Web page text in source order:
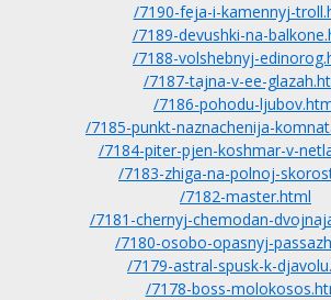
/7190-feja-i-kamennyj-
/7189-devushki-na-
/7188-volshebnyj-
/7187-tajna-v-ee-
/7186-pohodu-
/7185-punkt-naznachenija-
/7184-piter-pjen-koshmar-v-
/7183-zhiga-na-polnoj-
/7182-master.html
/7181-chernyj-chemodan-
/7180-osobo-opasnyj-
/7179-astral-spusk-k-
/7178-boss-